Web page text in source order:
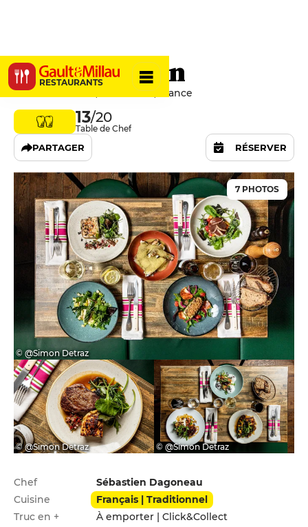
RESTAURANTS
Le Cornichon
34 Rue Gassendi, 75014 Paris, France
13/20
Table de Chef
PARTAGER RÉSERVER
© @Simon Detraz
© @Simon Detraz © @Simon Detraz
7 PHOTOS
Infos pratiques
Chef
Sébastien Dagoneau
Cuisine
Français | Traditionnel
Truc en +
À emporter | Click&Collect